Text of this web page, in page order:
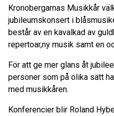
Kronobergarnas Musikkår
jubileumskonsert i
består av en kavalkad av
repertoar,ny musik samt en
För att ge mer glans åt
personer som på olika sätt
med musikkåren.
Konferencier blir Roland